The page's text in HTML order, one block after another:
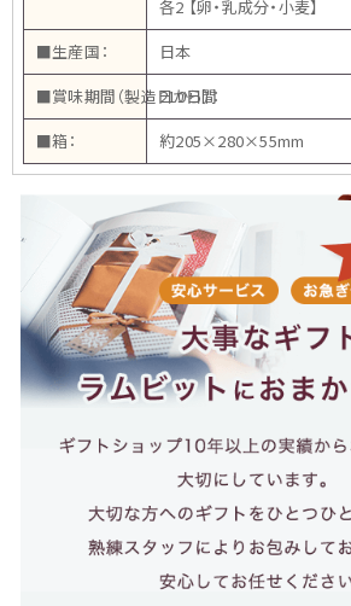
各2 【卵・乳成分・小麦】
■生産国：
日本
■賞味期間（製造日から）：
210日間
■箱：
約205×280×55mm